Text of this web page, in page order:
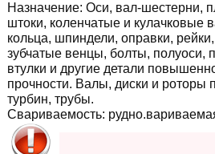
Назначение: Оси, вал-шестерни,
штоки, коленчатые и кулачковые
кольца, шпиндели, оправки, рейки,
зубчатые венцы, болты, полуоси,
втулки и другие детали
прочности. Валы, диски и роторы
турбин, трубы.
Свариваемость: